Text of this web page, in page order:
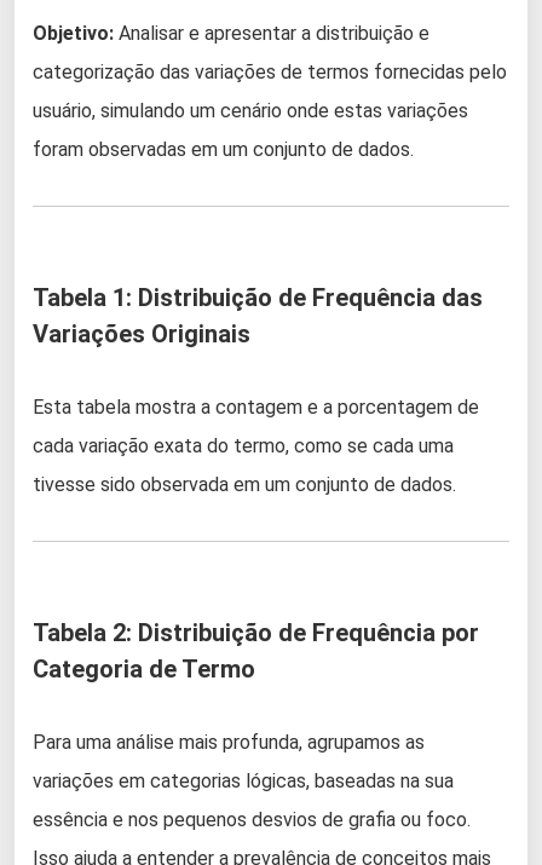
Objetivo: Analisar e apresentar a distribuição e
categorização das variações de termos fornecidas pelo
usuário, simulando um cenário onde estas variações
foram observadas em um conjunto de dados.
Tabela 1: Distribuição de Frequência das
Variações Originais
Esta tabela mostra a contagem e a porcentagem de
cada variação exata do termo, como se cada uma
tivesse sido observada em um conjunto de dados.
Tabela 2: Distribuição de Frequência por
Categoria de Termo
Para uma análise mais profunda, agrupamos as
variações em categorias lógicas, baseadas na sua
essência e nos pequenos desvios de grafia ou foco.
Isso ajuda a entender a prevalência de conceitos mais